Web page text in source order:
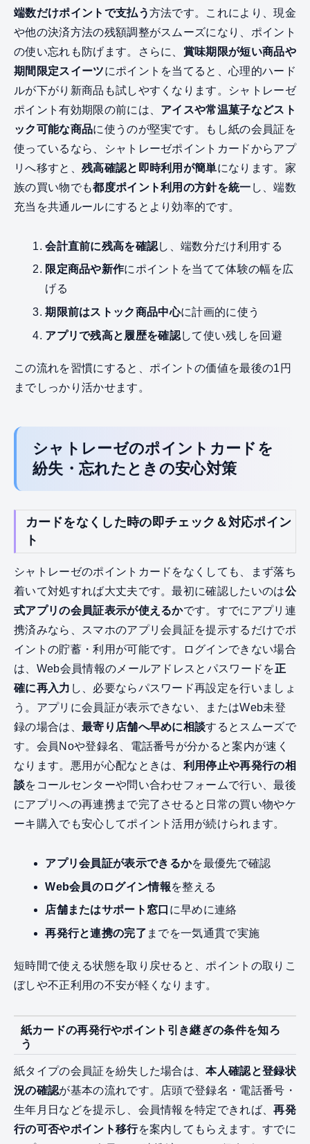
端数だけポイントで支払う方法です。これにより、現金
や他の決済方法の残額調整がスムーズになり、ポイント
の使い忘れも防げます。さらに、 賞味期限が短い商品や
期間限定スイーツにポイントを当てると、心理的ハード
ルが下がり新商品も試しやすくなります。シャトレーゼ
ポイント有効期限の前には、 アイスや常温菓子などスト
ック可能な商品に使うのが堅実です。もし紙の会員証を
使っているなら、シャトレーゼポイントカードからアプ
リへ移すと、 残高確認と即時利用が簡単になります。家
族の買い物でも都度ポイント利用の方針を統一 し、端数
充当を共通ルールにするとより効率的です。
会計直前に残高を確認し、端数分だけ利用する
限定商品や新作にポイントを当てて体験の幅を広
げる
期限前はストック商品中心に計画的に使う
アプリで残高と履歴を確認して使い残しを回避
この流れを習慣にすると、ポイントの価値を最後の1円
までしっかり活かせます。
シャトレーゼのポイントカードを
紛失・忘れたときの安心対策
カードをなくした時の即チェック＆対応ポイン
ト
シャトレーゼのポイントカードをなくしても、まず落ち
着いて対処すれば大丈夫です。最初に確認したいのは公
式アプリの会員証表示が使えるかです。すでにアプリ連
携済みなら、スマホのアプリ会員証を提示するだけでポ
イントの貯蓄・利用が可能です。ログインできない場合
は、Web会員情報のメールアドレスとパスワードを正
確に再入力 し、必要ならパスワード再設定を行いましょ
う。アプリに会員証が表示できない、またはWeb未登
録の場合は、 最寄り店舗へ早めに相談するとスムーズで
す。会員Noや登録名、電話番号が分かると案内が速く
なります。悪用が心配なときは、 利用停止や再発行の相
談をコールセンターや問い合わせフォームで行い、最後
にアプリへの再連携まで完了させると日常の買い物やケ
ーキ購入でも安心してポイント活用が続けられます。
アプリ会員証が表示できるかを最優先で確認
Web会員のログイン情報を整える
店舗またはサポート窓口 に早めに連絡
再発行と連携の完了 までを一気通貫で実施
短時間で使える状態を取り戻せると、ポイントの取りこ
ぼしや不正利用の不安が軽くなります。
紙カードの再発行やポイント引き継ぎの条件を知ろ
う
紙タイプの会員証を紛失した場合は、本人確認と登録状
況の確認が基本の流れです。店頭で登録名・電話番号・
生年月日などを提示し、会員情報を特定できれば、再発
行の可否やポイント移行を案内してもらえます。すでに